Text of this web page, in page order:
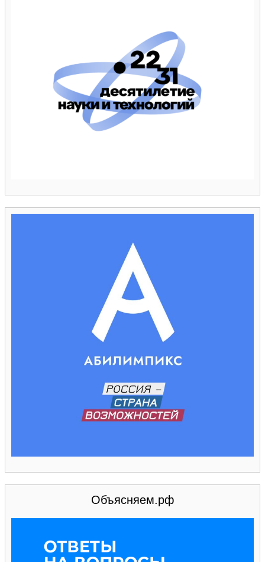
Объясняем.рф